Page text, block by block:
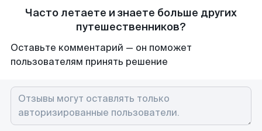
Часто летаете и знаете больше других
путешественников?
Оставьте комментарий — он поможет
пользователям принять решение